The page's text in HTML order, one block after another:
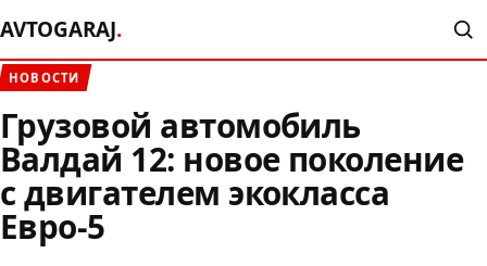
AVTOGARAJ.
НОВОСТИ
Грузовой автомобиль
Валдай 12: новое поколение
с двигателем экокласса
Евро-5